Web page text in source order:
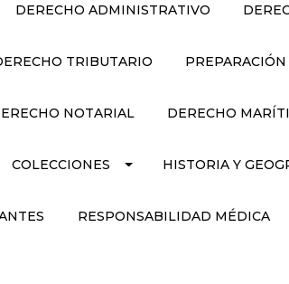
DERECHO ADMINISTRATIVO
TRIBUTARIO
NOTARIAL DERECHO
COLECCIONES HISTORIA Y
RESPONSABILIDAD MÉDICA